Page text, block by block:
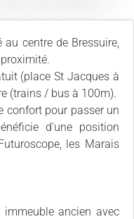
centre de Bressuire,
(place St Jacques à
(trains / bus à 100m).
confort pour passer un
d'une position
les Marais
ancien avec